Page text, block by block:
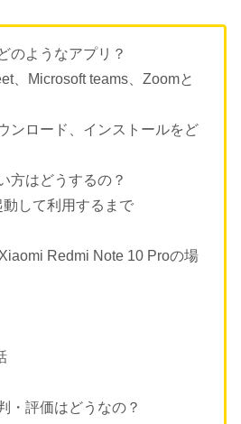
のようなアプリ？
、Microsoft teams、Zoomと
ンロード、インストールをど
方はどうするの？
動して利用するまで
Redmi Note 10 Proの場
・評価はどうなの？